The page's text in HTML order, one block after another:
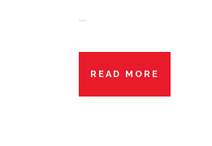
READ MORE